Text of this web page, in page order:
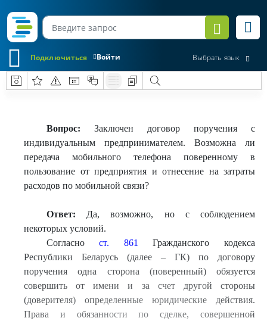
Войти
Подключиться Выбрать язык
Вопрос: Заключен договор поручения с
индивидуальным предпринимателем. Возможна ли
передача мобильного телефона поверенному в
пользование от предприятия и отнесение на затраты
расходов по мобильной связи?
Ответ: Да, возможно, но с соблюдением
некоторых условий.
Согласност. 861
Гражданского кодекса
Республики Беларусь (далее – ГК) по договору
поручения одна сторона (поверенный) обязуется
совершить от имени и за счет другой стороны
(доверителя) определенные юридические действия.
Права и обязанности по сделке, совершенной